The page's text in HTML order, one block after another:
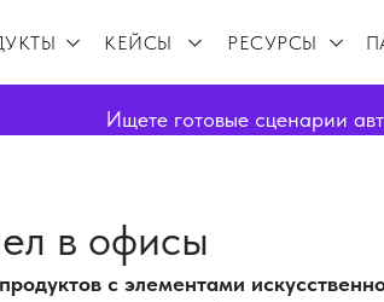
КЕЙСЫ РЕСУРСЫ
Ищете готовые сценарии
в офисы
с элементами